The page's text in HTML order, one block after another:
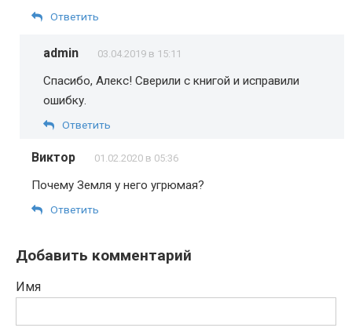
Ответить
admin 03.04.2019 в 15:11
Спасибо, Алекс! Сверили с книгой и исправили
ошибку.
Ответить
Виктор 01.02.2020 в 05:36
Почему Земля у него угрюмая?
Ответить
Добавить комментарий
Имя